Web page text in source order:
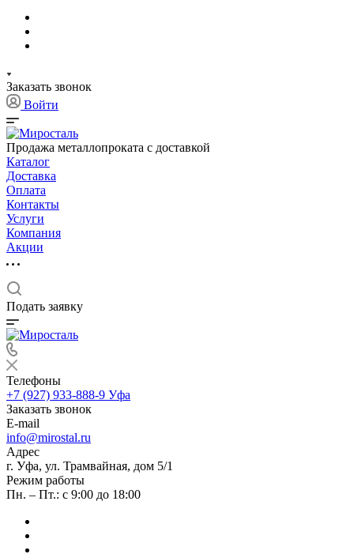
Заказать звонок
Войти
Продажа металлопроката с доставкой
Каталог
Доставка
Оплата
Контакты
Услуги
Компания
Акции
Подать заявку
Телефоны
+7 (927) 933-888-9 Уфа
Заказать звонок
E-mail
info@mirostal.ru
Адрес
г. Уфа, ул. Трамвайная, дом 5/1
Режим работы
Пн. – Пт.: с 9:00 до 18:00